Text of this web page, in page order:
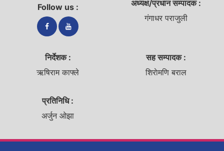
Follow us :
अध्यक्ष/प्रधान सम्पादक :
गंगाधर पराजुली
निर्देशक :
ऋषिराम काफ्ले
सह सम्पादक :
शिराेमणि बराल
प्रतिनिधि :
अर्जुन ओझा